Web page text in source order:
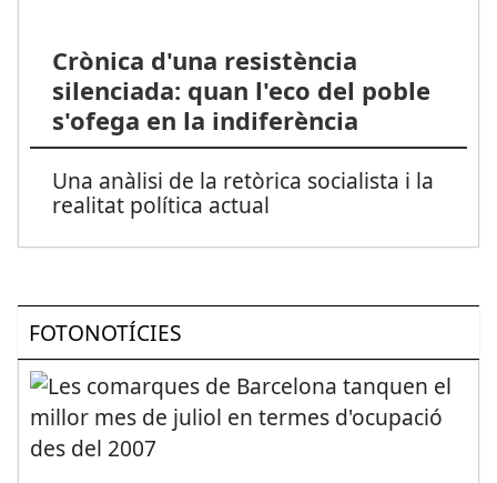
Crònica d'una resistència
silenciada: quan l'eco del poble
s'ofega en la indiferència
Una anàlisi de la retòrica socialista i la
realitat política actual
FOTONOTÍCIES